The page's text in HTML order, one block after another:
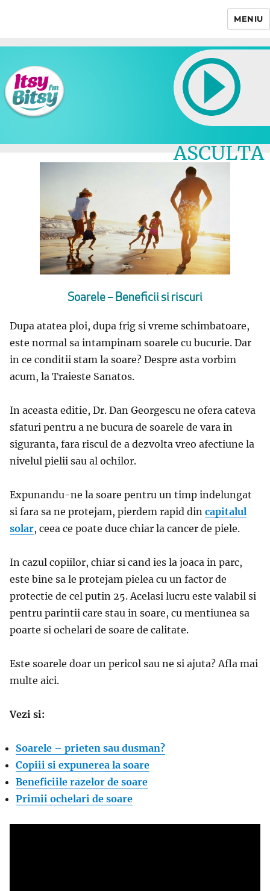
MENIU
ASCULTA
LIVE
Soarele – Beneficii si riscuri
Dupa atatea ploi, dupa frig si vreme schimbatoare,
este normal sa intampinam soarele cu bucurie. Dar
in ce conditii stam la soare? Despre asta vorbim
acum, la Traieste Sanatos.
In aceasta editie, Dr. Dan Georgescu ne ofera cateva
sfaturi pentru a ne bucura de soarele de vara in
siguranta, fara riscul de a dezvolta vreo afectiune la
nivelul pielii sau al ochilor.
Expunandu-ne la soare pentru un timp indelungat
si fara sa ne protejam, pierdem rapid din capitalul
solar, ceea ce poate duce chiar la cancer de piele.
In cazul copiilor, chiar si cand ies la joaca in parc,
este bine sa le protejam pielea cu un factor de
protectie de cel putin 25. Acelasi lucru este valabil si
pentru parintii care stau in soare, cu mentiunea sa
poarte si ochelari de soare de calitate.
Este soarele doar un pericol sau ne si ajuta? Afla mai
multe aici.
Vezi si:
Soarele – prieten sau dusman?
Copiii si expunerea la soare
Beneficiile razelor de soare
Primii ochelari de soare